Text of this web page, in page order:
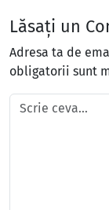
Lăsați un
Adresa ta de
obligatorii sunt